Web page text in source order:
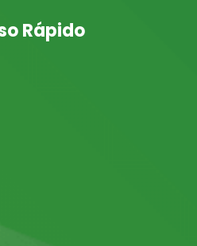
Rápido